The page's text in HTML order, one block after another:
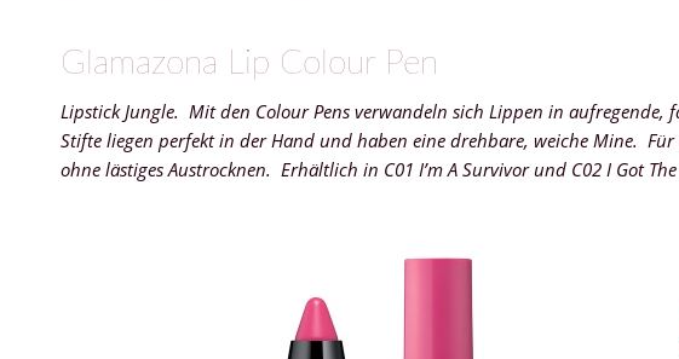
Glamazona Lip Colour Pen
Lipstick Jungle. Mit den Colour Pens verwandeln sich Lippen in aufregende,
Stifte liegen perfekt in der Hand und haben eine drehbare, weiche Mine.
ohne lästiges Austrocknen. Erhältlich in C01 I’m A Survivor und C02 I Got